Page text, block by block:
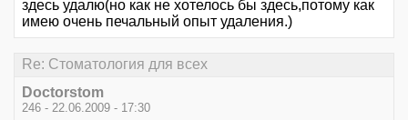
здесь удалю(но как не хотелось бы здесь,потому как
имею очень печальный опыт удаления.)
Re: Стоматология для всех
Doctorstom
246 - 22.06.2009 - 17:30